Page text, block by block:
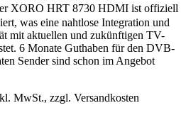
XORO HRT 8730 HDMI ist offiziell
was eine nahtlose Integration und
mit aktuellen und zukünftigen TV-
6 Monate Guthaben für den DVB-
Sender sind schon im Angebot
MwSt., zzgl. Versandkosten